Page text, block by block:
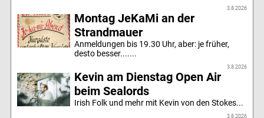
3.8.2026
Montag JeKaMi an der
Strandmauer
Anmeldungen bis 19.30 Uhr, aber: je früher,
desto besser.......
3.8.2026
Kevin am Dienstag Open Air
beim Sealords
Irish Folk und mehr mit Kevin von den Stokes...
3.8.2026